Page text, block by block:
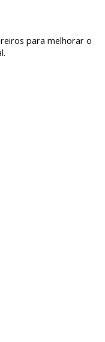
para melhorar o